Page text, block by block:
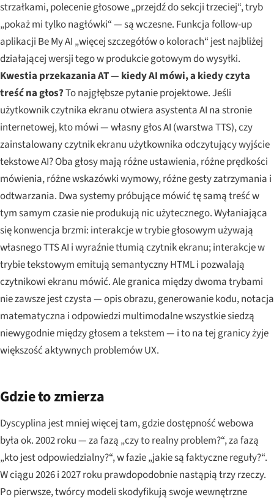
strzałkami, polecenie głosowe „przejdź do sekcji trzeciej“, tryb
„pokaż mi tylko nagłówki“ — są wczesne. Funkcja follow-up
aplikacji Be My AI „więcej szczegółów o kolorach“ jest najbliżej
działającej wersji tego w produkcie gotowym do wysyłki.
Kwestia przekazania AT — kiedy AI mówi, a kiedy czyta
treść na głos?To najgłębsze pytanie projektowe. Jeśli
użytkownik czytnika ekranu otwiera asystenta AI na stronie
internetowej, kto mówi — własny głos AI (warstwa TTS), czy
zainstalowany czytnik ekranu użytkownika odczytujący wyjście
tekstowe AI? Oba głosy mają różne ustawienia, różne prędkości
mówienia, różne wskazówki wymowy, różne gesty zatrzymania i
odtwarzania. Dwa systemy próbujące mówić tę samą treść w
tym samym czasie nie produkują nic użytecznego. Wyłaniająca
się konwencja brzmi: interakcje w trybie głosowym używają
własnego TTS AI i wyraźnie tłumią czytnik ekranu; interakcje w
trybie tekstowym emitują semantyczny HTML i pozwalają
czytnikowi ekranu mówić. Ale granica między dwoma trybami
nie zawsze jest czysta — opis obrazu, generowanie kodu, notacja
matematyczna i odpowiedzi multimodalne wszystkie siedzą
niewygodnie między głosem a tekstem — i to na tej granicy żyje
większość aktywnych problemów UX.
Gdzie to zmierza
Dyscyplina jest mniej więcej tam, gdzie dostępność webowa
była ok. 2002 roku — za fazą „czy to realny problem?“, za fazą
„kto jest odpowiedzialny?“, w fazie „jakie są faktyczne reguły?“.
W ciągu 2026 i 2027 roku prawdopodobnie nastąpią trzy rzeczy.
Po pierwsze, twórcy modeli skodyfikują swoje wewnętrzne